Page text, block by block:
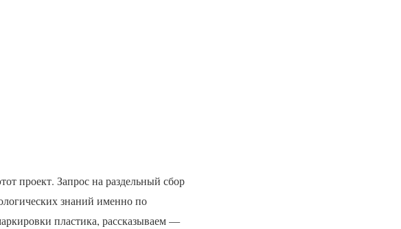
проект. Запрос на раздельный сбор
знаний именно по
пластика, рассказываем —